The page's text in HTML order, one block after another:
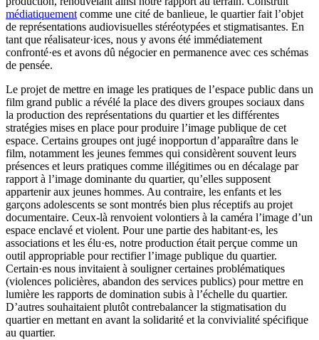
médiatiquementcomme une cité de banlieue, le quartier fait l’objet
de représentations audiovisuelles stéréotypées et stigmatisantes. En
tant que réalisateur·ices, nous y avons été immédiatement
confronté·es et avons dû négocier en permanence avec ces schémas
de pensée.
Le projet de mettre en image les pratiques de l’espace public dans un
film grand public a révélé la place des divers groupes sociaux dans
la production des représentations du quartier et les différentes
stratégies mises en place pour produire l’image publique de cet
espace. Certains groupes ont jugé inopportun d’apparaître dans le
film, notamment les jeunes femmes qui considèrent souvent leurs
présences et leurs pratiques comme illégitimes ou en décalage par
rapport à l’image dominante du quartier, qu’elles supposent
appartenir aux jeunes hommes. Au contraire, les enfants et les
garçons adolescents se sont montrés bien plus réceptifs au projet
documentaire. Ceux-là renvoient volontiers à la caméra l’image d’un
espace enclavé et violent. Pour une partie des habitant·es, les
associations et les élu·es, notre production était perçue comme un
outil appropriable pour rectifier l’image publique du quartier.
Certain·es nous invitaient à souligner certaines problématiques
(violences policières, abandon des services publics) pour mettre en
lumière les rapports de domination subis à l’échelle du quartier.
D’autres souhaitaient plutôt contrebalancer la stigmatisation du
quartier en mettant en avant la solidarité et la convivialité spécifique
au quartier.